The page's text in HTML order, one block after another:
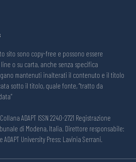
sito sono copy-free e possono essere
o su carta, anche senza specifica
mantenuti inalterati il contenuto e il titolo
sotto il titolo, quale fonte, “tratto da
ADAPT ISSN 2240-2721 Registrazione
di Modena, Italia. Direttore responsabile:
University Press: Lavinia Serrani.